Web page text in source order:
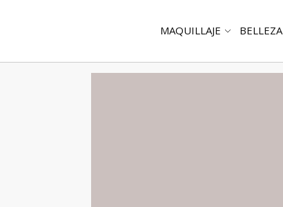
ABRIR
MAQUILLAJE BELLEZA